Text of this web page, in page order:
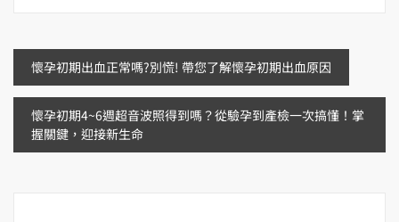
文
章
導
懷孕初期出血正常嗎?別慌! 帶您了解懷孕初期出血原因
懷孕初期4~6週超音波照得到嗎？從驗孕到產檢一次搞懂！掌
握關鍵，迎接新生命